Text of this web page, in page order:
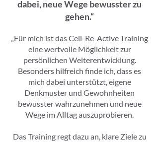
dabei, neue Wege bewusster zu
gehen.“
„Für mich ist das Cell-Re-Active Training
eine wertvolle Möglichkeit zur
persönlichen Weiterentwicklung.
Besonders hilfreich finde ich, dass es
mich dabei unterstützt, eigene
Denkmuster und Gewohnheiten
bewusster wahrzunehmen und neue
Wege im Alltag auszuprobieren.
Das Training regt dazu an, klare Ziele zu